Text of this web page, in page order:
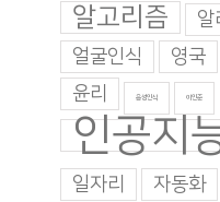
알고리즘 알
얼굴인식
영국
윤리
음성인식 이인준
인공지
일자리
자동화